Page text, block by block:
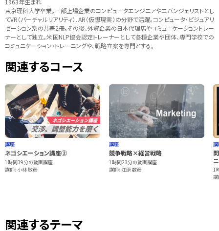
1963年生まれ
東京理科大学卒業。一部上場企業のコンピュータエンジニアやエバンジェリストとし
てVR（バーチャルリアリティ）、AR（仮想現実）の分野で活躍。コンピュータ・ビジュアリ
ゼーション系の共著2冊。その後、外資企業の日本代理店やコミュニケーショントレー
ナーとして独立。米国NLP協会認定トレーナーとして各種企業や団体、専門学校での
コミュニケーション・トレーニングや、戦略立案を専門とする。
関連するコース
講座
ネゴシエーション講座②
1時間39分の動画講座
講師: 小林 敏彦
講座
競争戦略×経営戦略
1時間23分の動画講座
講師: 江原 数彦
1
講
関連するテーマ